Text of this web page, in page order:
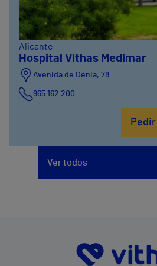
Alicante
Hospital Vithas Medimar
Avenida de Dénia, 78
965 162 200
Ver todos